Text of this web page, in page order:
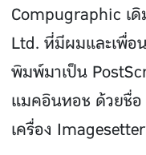
Compugraphic เดิ
Ltd. ที่มีผมและเพื่อ
พิมพ์มาเป็น
แมคอินทอช ด้วยชื่อ
เครื่อง